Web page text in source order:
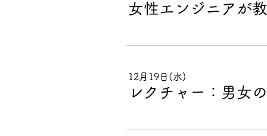
女性エンジニアが
12月19日(水)
レクチャー：男女